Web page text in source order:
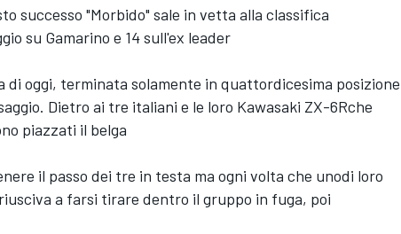
successo "Morbido" sale in vetta alla classifica
su Gamarino e 14 sull'ex leader
di oggi, terminata solamente in quattordicesima posizione
Dietro ai tre italiani e le loro Kawasaki ZX-6Rche
piazzati il belga
il passo dei tre in testa ma ogni volta che unodi loro
a farsi tirare dentro il gruppo in fuga, poi